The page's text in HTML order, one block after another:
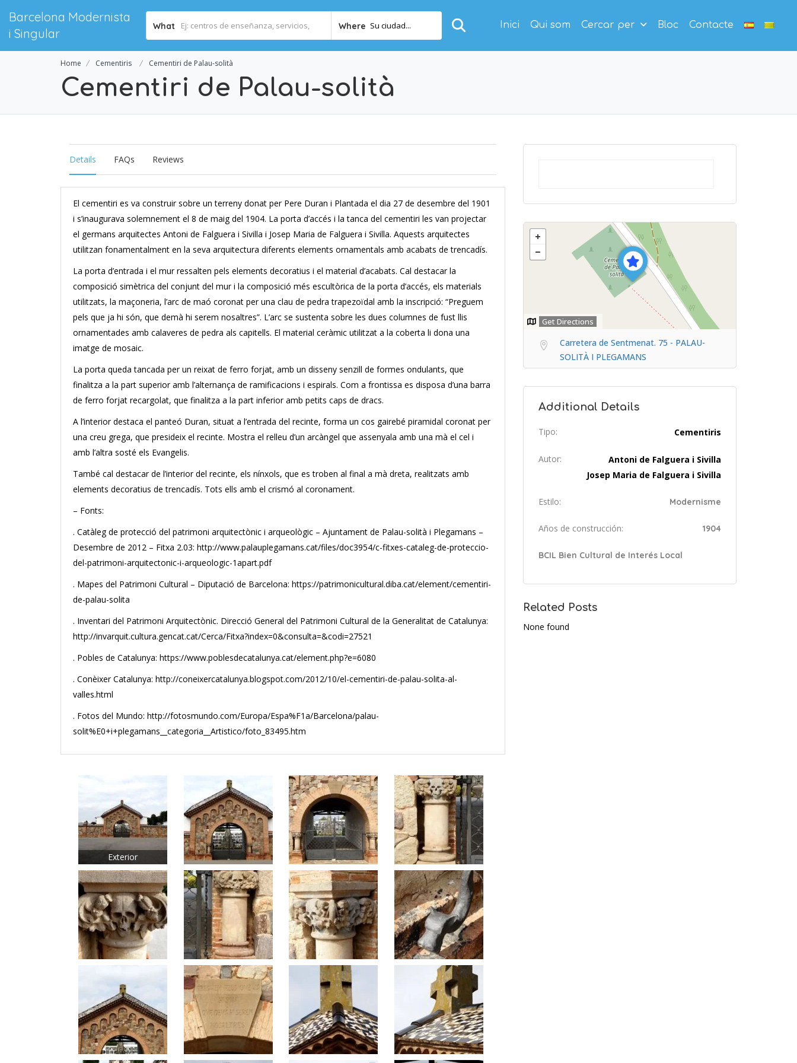
Barcelona Modernista
i Singular
What Where Su ciudad... Inici Qui som Cercar per Bloc Contacte
Home Cementiris Cementiri de Palau-solità
Cementiri de Palau-solità
Details FAQs Reviews
El cementiri es va construir sobre un terreny donat per Pere Duran i Plantada el dia 27 de desembre del 1901
i s’inaugurava solemnement el 8 de maig del 1904. La porta d’accés i la tanca del cementiri les van projectar
el germans arquitectes Antoni de Falguera i Sivilla i Josep Maria de Falguera i Sivilla. Aquests arquitectes
utilitzan fonamentalment en la seva arquitectura diferents elements ornamentals amb acabats de trencadís.
La porta d’entrada i el mur ressalten pels elements decoratius i el material d’acabats. Cal destacar la
composició simètrica del conjunt del mur i la composició més escultòrica de la porta d’accés, els materials
utilitzats, la maçoneria, l’arc de maó coronat per una clau de pedra trapezoïdal amb la inscripció: “Preguem
pels que ja hi són, que demà hi serem nosaltres”. L’arc se sustenta sobre les dues columnes de fust llis
ornamentades amb calaveres de pedra als capitells. El material ceràmic utilitzat a la coberta li dona una
imatge de mosaic.
La porta queda tancada per un reixat de ferro forjat, amb un disseny senzill de formes ondulants, que
finalitza a la part superior amb l’alternança de ramificacions i espirals. Com a frontissa es disposa d’una barra
de ferro forjat recargolat, que finalitza a la part inferior amb petits caps de dracs.
A l’interior destaca el panteó Duran, situat a l’entrada del recinte, forma un cos gairebé piramidal coronat per
una creu grega, que presideix el recinte. Mostra el relleu d’un arcàngel que assenyala amb una mà el cel i
amb l’altra sosté els Evangelis.
També cal destacar de l’interior del recinte, els nínxols, que es troben al final a mà dreta, realitzats amb
elements decoratius de trencadís. Tots ells amb el crismó al coronament.
– Fonts:
. Catàleg de protecció del patrimoni arquitectònic i arqueològic – Ajuntament de Palau-solità i Plegamans –
Desembre de 2012 – Fitxa 2.03: http://www.palauplegamans.cat/files/doc3954/c-fitxes-cataleg-de-proteccio-
del-patrimoni-arquitectonic-i-arqueologic-1apart.pdf
. Mapes del Patrimoni Cultural – Diputació de Barcelona: https://patrimonicultural.diba.cat/element/cementiri-
de-palau-solita
. Inventari del Patrimoni Arquitectònic. Direcció General del Patrimoni Cultural de la Generalitat de Catalunya:
http://invarquit.cultura.gencat.cat/Cerca/Fitxa?index=0&consulta=&codi=27521
. Pobles de Catalunya: https://www.poblesdecatalunya.cat/element.php?e=6080
. Conèixer Catalunya: http://coneixercatalunya.blogspot.com/2012/10/el-cementiri-de-palau-solita-al-
valles.html
. Fotos del Mundo: http://fotosmundo.com/Europa/Espa%F1a/Barcelona/palau-
solit%E0+i+plegamans__categoria__Artistico/foto_83495.htm
Exterior
Get Directions
Carretera de Sentmenat. 75 - PALAU-
SOLITÀ I PLEGAMANS
Additional Details
Tipo: Cementiris
Autor:
Antoni de Falguera i Sivilla
Josep Maria de Falguera i Sivilla
Estilo: Modernisme
Años de construcción: 1904
BCIL Bien Cultural de Interés Local
Related Posts
None found